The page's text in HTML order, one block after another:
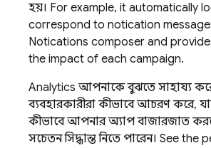
হয়। For example, it automatically
correspond to notification
Notifications composer and
the impact of each campaign.
Analytics আপনাকে বুঝতে সাহায্য
ব্যবহারকারীরা কীভাবে আচরণ করে,
কীভাবে আপনার অ্যাপ বাজারজাত
সচেতন সিদ্ধান্ত নিতে পারেন। See